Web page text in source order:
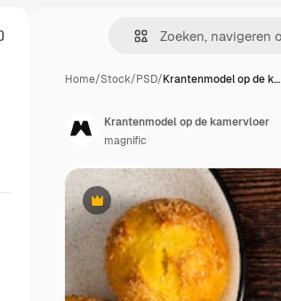
Home/Stock/PSD/Krantenmodel op de k…
Premium
Krantenmodel op de kamervloer
magnific